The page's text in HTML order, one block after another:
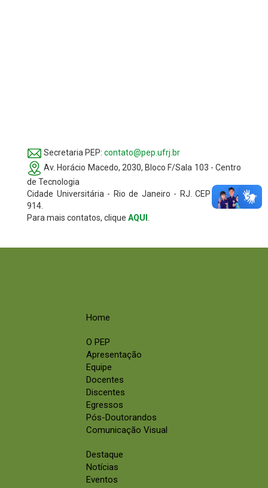
Secretaria PEP: contato@pep.ufrj.br
Av. Horácio Macedo, 2030, Bloco F/Sala 103 - Centro
de Tecnologia
Cidade Universitária - Rio de Janeiro - RJ. CEP 21941-
914.
Para mais contatos, clique AQUI .
Home
O PEP
Apresentação
Equipe
Docentes
Discentes
Egressos
Pós-Doutorandos
Comunicação Visual
Destaque
Notícias
Eventos